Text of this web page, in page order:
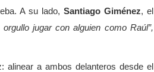
A su lado, Santiago Giménez, el
jugar con alguien como Raúl”,
alinear a ambos delanteros desde el